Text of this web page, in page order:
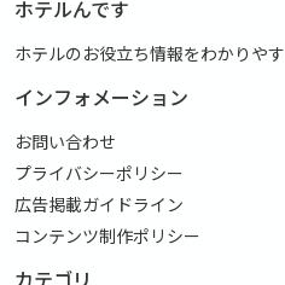
ホテルんです
ホテルのお役立ち情報をわかりや
インフォメーション
お問い合わせ
プライバシーポリシー
広告掲載ガイドライン
コンテンツ制作ポリシー
カテゴリ